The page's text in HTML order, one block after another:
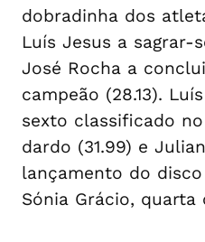
dobradinha dos
Luís Jesus a sagrar-
José Rocha a
campeão (28.13).
sexto classificado
dardo (31.99) e
lançamento do
Sónia Grácio, quarta